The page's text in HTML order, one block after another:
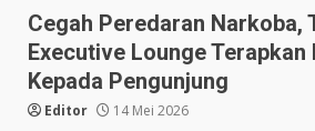
Cegah Peredaran Narkoba,
Executive Lounge Terapkan
Kepada Pengunjung
Editor 14 Mei 2026